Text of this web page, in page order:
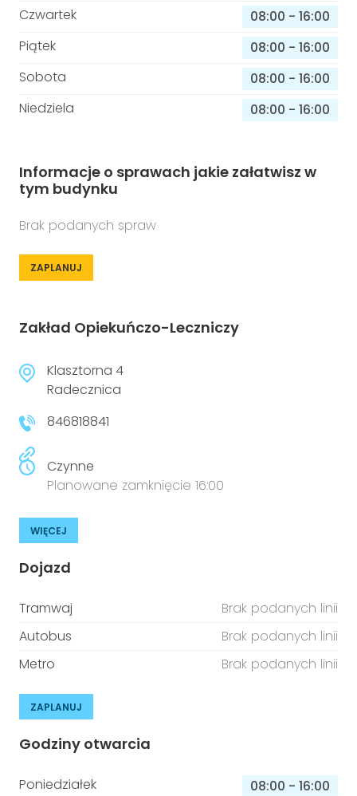
Czwartek
08:00 - 16:00
Piątek
08:00 - 16:00
Sobota
08:00 - 16:00
Niedziela
08:00 - 16:00
Informacje o sprawach jakie załatwisz w
tym budynku
Brak podanych spraw
ZAPLANUJ
Zakład Opiekuńczo-Leczniczy
Klasztorna 4
Radecznica
846818841
Czynne
Planowane zamknięcie 16:00
WIĘCEJ
Dojazd
Tramwaj
Brak podanych linii
Autobus
Brak podanych linii
Metro
Brak podanych linii
ZAPLANUJ
Godziny otwarcia
Poniedziałek 08:00 - 16:00